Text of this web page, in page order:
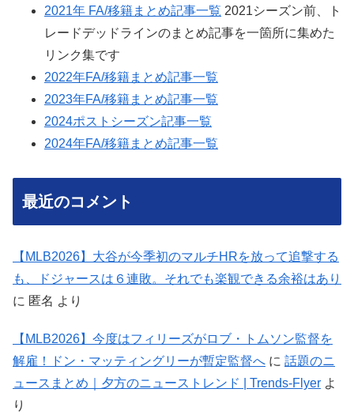
2021年 FA/移籍まとめ記事一覧 2021シーズン前、ト
レードデッドラインのまとめ記事を一箇所に集めた
リンク集です
2022年FA/移籍まとめ記事一覧
2023年FA/移籍まとめ記事一覧
2024ポストシーズン記事一覧
2024年FA/移籍まとめ記事一覧
最近のコメント
【MLB2026】大谷が今季初のマルチHRを放って追撃する
も、ドジャースは６連敗。それでも楽観できる余裕はあり
に 匿名 より
【MLB2026】今度はフィリーズがロブ・トムソン監督を
解雇！ドン・マッティングリーが暫定監督へ に 話題のニ
ュースまとめ｜夕方のニューストレンド | Trends-Flyer よ
り